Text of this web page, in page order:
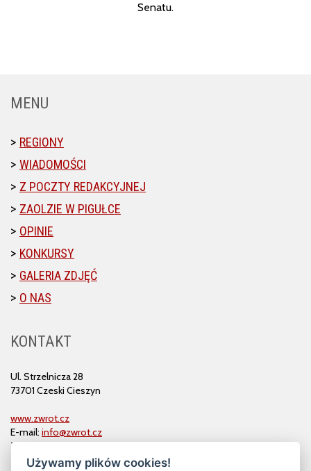
Senatu.
MENU
REGIONY
WIADOMOŚCI
Z POCZTY REDAKCYJNEJ
ZAOLZIE W PIGUŁCE
OPINIE
KONKURSY
GALERIA ZDJĘĆ
O NAS
KONTAKT
Ul. Strzelnicza 28
73701 Czeski Cieszyn
www.zwrot.cz
E-mail: info@zwrot.cz
Tel. i faks: 558 711 582
Używamy plików cookies!